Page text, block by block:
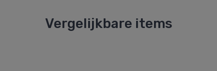
Vergelijkbare items